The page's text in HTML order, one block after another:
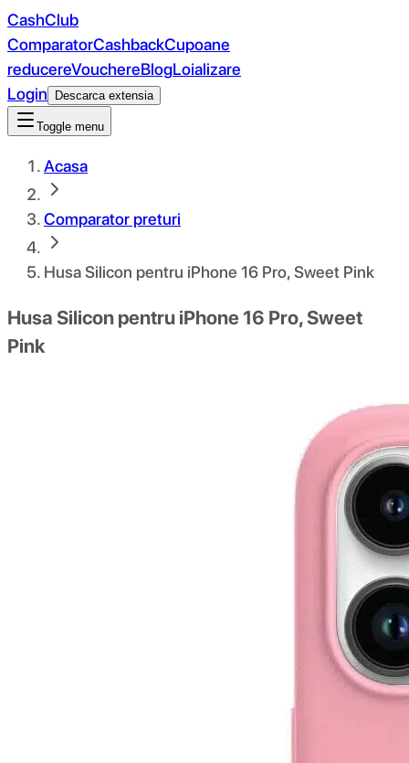
CashClub
ComparatorCashbackCupoane
reducereVouchereBlogLoializare
Login
Descarca extensia
Toggle menu
Acasa
Comparator preturi
Husa Silicon pentru iPhone 16 Pro, Sweet Pink
Husa Silicon pentru iPhone 16 Pro, Sweet
Pink